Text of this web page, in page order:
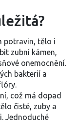
potravin, tělo i
zubní kámen,
onemocnění.
bakterií a
což má dopad
čisté, zuby a
Jednoduché